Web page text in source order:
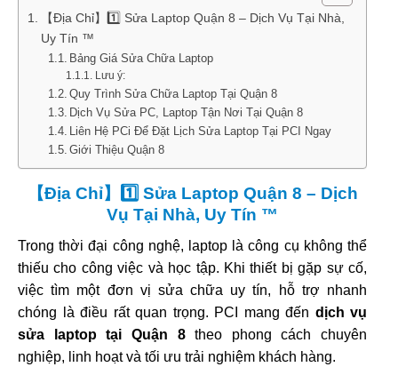
【Địa Chỉ】1️⃣ Sửa Laptop Quận 8 – Dịch Vụ Tại Nhà,
Uy Tín ™
Bảng Giá Sửa Chữa Laptop
Lưu ý:
Quy Trình Sửa Chữa Laptop Tại Quận 8
Dịch Vụ Sửa PC, Laptop Tận Nơi Tại Quận 8
Liên Hệ PCi Để Đặt Lịch Sửa Laptop Tại PCI Ngay
Giới Thiệu Quận 8
【Địa Chỉ】1️⃣ Sửa Laptop Quận 8 – Dịch
Vụ Tại Nhà, Uy Tín ™
Trong thời đại công nghệ, laptop là công cụ không thể
thiếu cho công việc và học tập. Khi thiết bị gặp sự cố,
việc tìm một đơn vị sửa chữa uy tín, hỗ trợ nhanh
chóng là điều rất quan trọng. PCI mang đến dịch vụ
sửa laptop tại Quận 8theo phong cách chuyên
nghiệp, linh hoạt và tối ưu trải nghiệm khách hàng.